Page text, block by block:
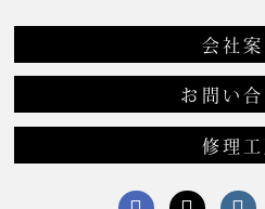
会社案
お問い
修理工